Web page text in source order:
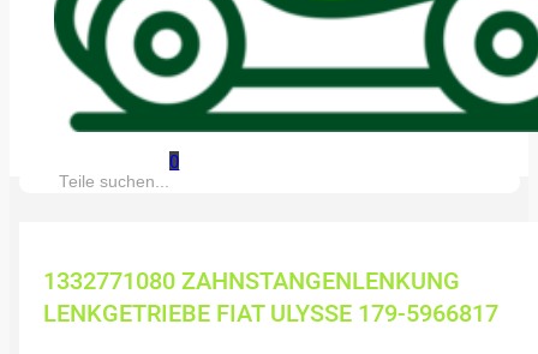
0
Suche:
1332771080 ZAHNSTANGENLENKUNG
LENKGETRIEBE FIAT ULYSSE 179-5966817